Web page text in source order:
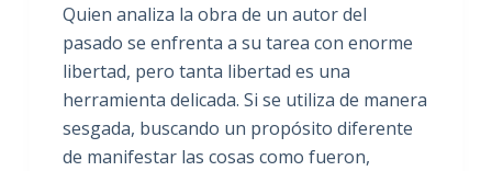
Quien analiza la obra de un autor del
pasado se enfrenta a su tarea con enorme
libertad, pero tanta libertad es una
herramienta delicada. Si se utiliza de manera
sesgada, buscando un propósito diferente
de manifestar las cosas como fueron,